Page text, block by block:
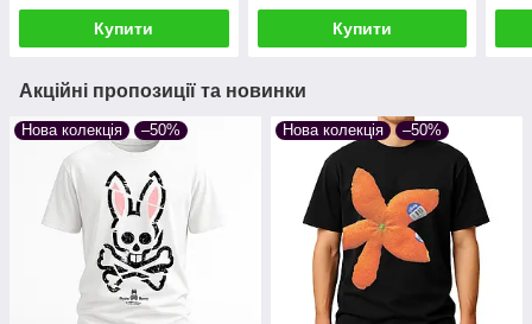
Купити Купити
Акційні пропозиції та новинки
Нова колекція –50% Нова колекція –50%